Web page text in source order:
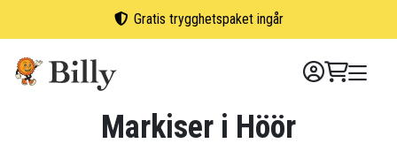
Gratis trygghetspaket ingår
Markiser i Höör